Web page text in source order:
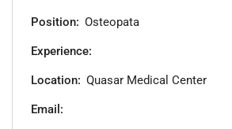
Position: Osteopata
Experience:
Location: Quasar Medical Center
Email: